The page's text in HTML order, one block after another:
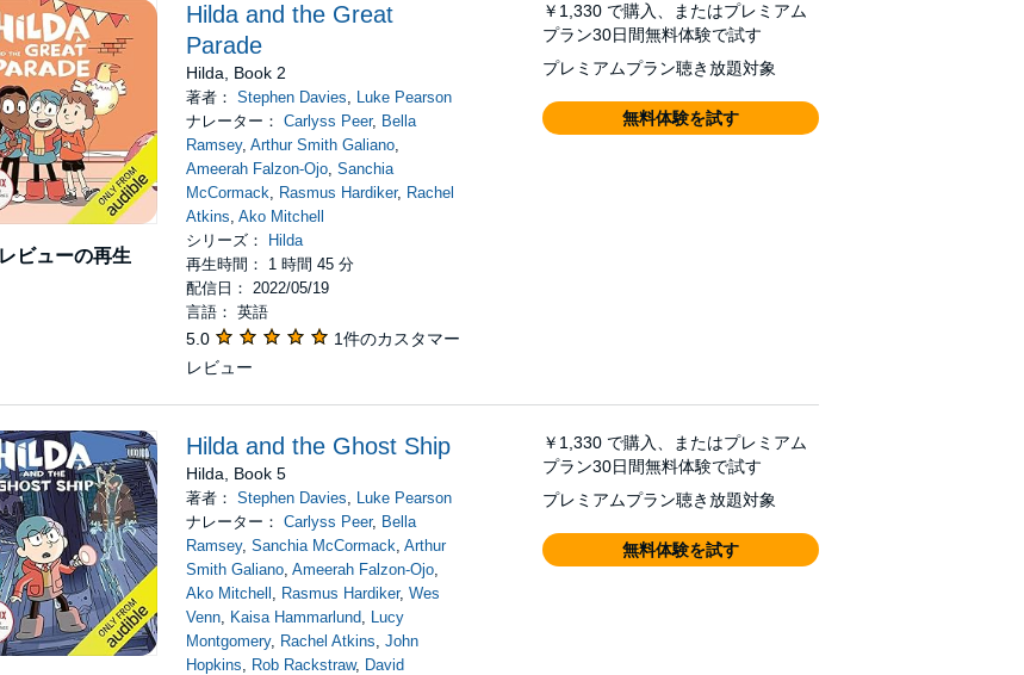
ビューの再生
Hilda and the Great
Parade
Hilda, Book 2
著者：Stephen Davies, Luke Pearson
ナレーター：Carlyss Peer, Bella
Ramsey,Arthur Smith Galiano,
Ameerah Falzon-Ojo,Sanchia
McCormack, Rasmus Hardiker, Rachel
Atkins,Ako Mitchell
シリーズ：
Hilda
再生時間： 1 時間 45 分
配信日： 2022/05/19
言語： 英語
5.0
1件のカスタマー
レビュー
￥1,330 で購入、またはプレミアム
プラン30日間無料体験で試す
プレミアムプラン聴き放題対象
無料体験を試す
Hilda and the Ghost Ship
Hilda, Book 5
著者：Stephen Davies, Luke Pearson
ナレーター：Carlyss Peer, Bella
Ramsey,Sanchia McCormack,Arthur
Smith Galiano,Ameerah Falzon-Ojo,
Ako Mitchell , Rasmus Hardiker,Wes
Venn, Kaisa Hammarlund, Lucy
Montgomery, Rachel Atkins,John
Hopkins, Rob Rackstraw, David
￥1,330 で購入、またはプレミアム
プラン30日間無料体験で試す
プレミアムプラン聴き放題対象
無料体験を試す